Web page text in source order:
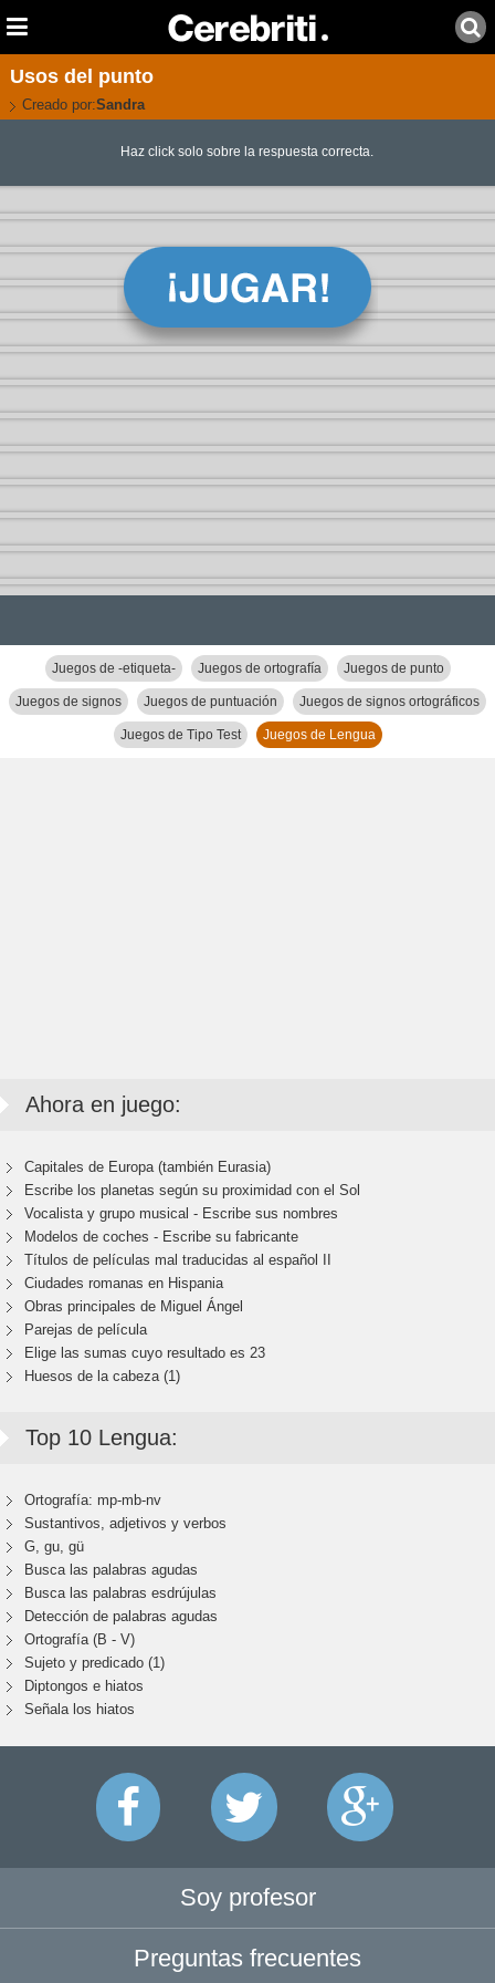
Usos del punto
Creado por:Sandra
Haz click solo sobre la respuesta correcta.
Juegos de -etiqueta- Juegos de ortografía Juegos de punto
Juegos de signos Juegos de puntuación Juegos de signos ortográficos
Juegos de Tipo Test Juegos de Lengua
Ahora en juego:
Capitales de Europa (también Eurasia)
Escribe los planetas según su proximidad con el Sol
Vocalista y grupo musical - Escribe sus nombres
Modelos de coches - Escribe su fabricante
Títulos de películas mal traducidas al español II
Ciudades romanas en Hispania
Obras principales de Miguel Ángel
Parejas de película
Elige las sumas cuyo resultado es 23
Huesos de la cabeza (1)
Top 10 Lengua:
Ortografía: mp-mb-nv
Sustantivos, adjetivos y verbos
G, gu, gü
Busca las palabras agudas
Busca las palabras esdrújulas
Detección de palabras agudas
Ortografía (B - V)
Sujeto y predicado (1)
Diptongos e hiatos
Señala los hiatos
Soy profesor
Preguntas frecuentes